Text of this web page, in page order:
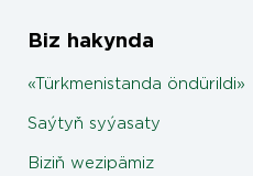
Biz hakynda
«Türkmenistanda öndürildi»
Saýtyň syýasaty
Biziň wezipämiz